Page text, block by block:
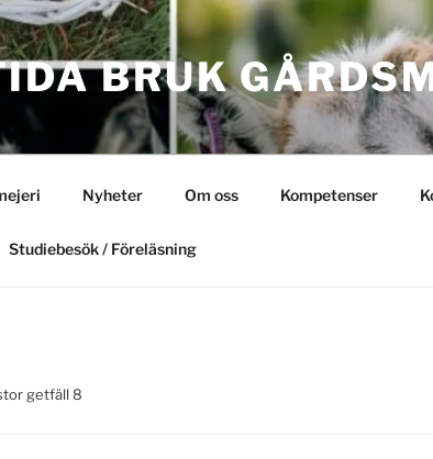
BRUK
Nyheter Om oss Kompetenser
Studiebesök / Föreläsning
getfäll 8